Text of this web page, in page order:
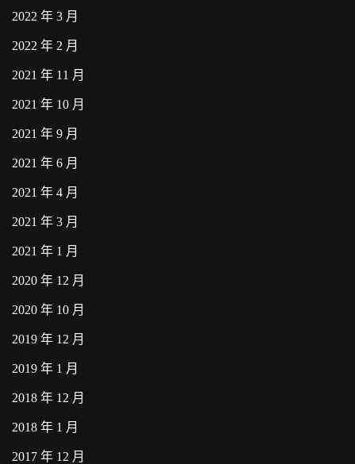
2022 年 3 月
2022 年 2 月
2021 年 11 月
2021 年 10 月
2021 年 9 月
2021 年 6 月
2021 年 4 月
2021 年 3 月
2021 年 1 月
2020 年 12 月
2020 年 10 月
2019 年 12 月
2019 年 1 月
2018 年 12 月
2018 年 1 月
2017 年 12 月